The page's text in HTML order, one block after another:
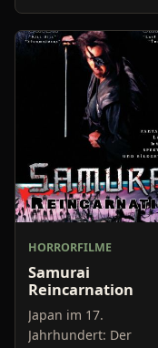
Zeit reisen zu lassen.
Der Test gelingt
HORRORFILME
Samurai
Reincarnation
Japan im 17.
Jahrhundert: Der